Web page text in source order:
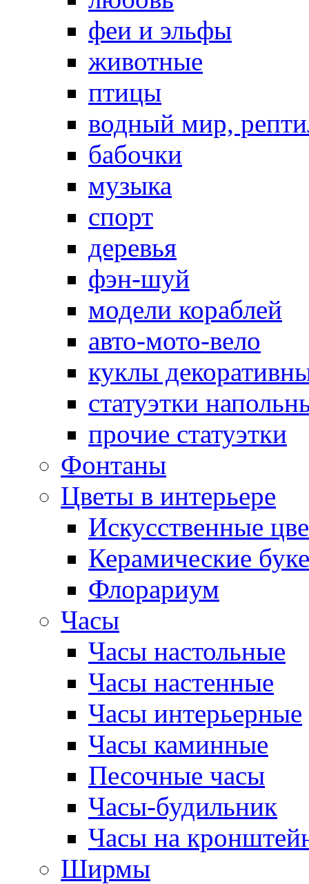
феи и эльфы
животные
птицы
водный мир,
бабочки
музыка
спорт
деревья
фэн-шуй
модели кораблей
авто-мото-вело
куклы
cтатуэтки
прочие статуэтки
Фонтаны
Цветы в интерьере
Искусственные
Керамические
Флорариум
Часы
Часы настольные
Часы настенные
Часы интерьерные
Часы каминные
Песочные часы
Часы-будильник
Часы на
Ширмы